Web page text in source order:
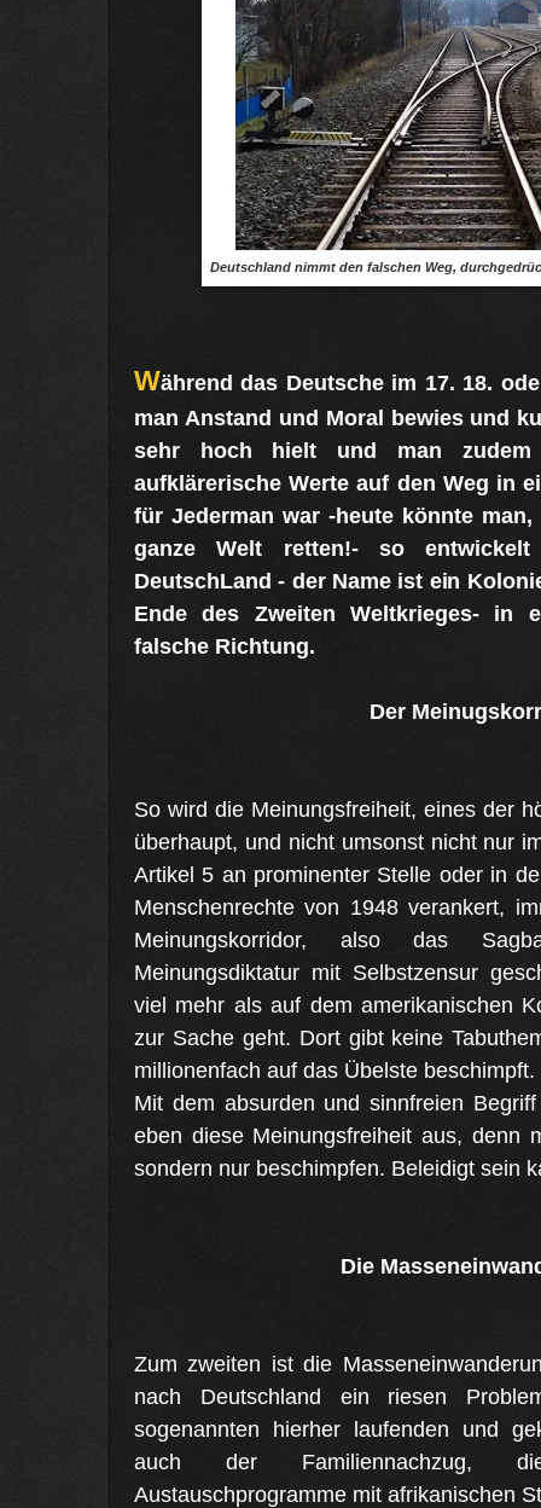
Deutschland nimmt den falschen Weg,
Während das Deutsche im 17. 18.
man Anstand und Moral bewies und
sehr hoch hielt und man zudem
aufklärerische Werte auf den Weg in
für Jederman war -heute könnte
ganze Welt retten!- so
DeutschLand - der Name ist ein
Ende des Zweiten Weltkrieges- in
falsche Richtung.
Der
So wird die Meinungsfreiheit, eines der
überhaupt, und nicht umsonst nicht nur
Artikel 5 an prominenter Stelle oder in
Menschenrechte von 1948 verankert,
Meinungskorridor, also das
Meinungsdiktatur mit Selbstzensur
viel mehr als auf dem amerikanischen
zur Sache geht. Dort gibt keine
millionenfach auf das Übelste beschimpft.
Mit dem absurden und sinnfreien
eben diese Meinungsfreiheit aus, denn
sondern nur beschimpfen. Beleidigt sein
Die
Zum zweiten ist die
nach Deutschland ein riesen
sogenannten hierher laufenden und
auch der Familiennachzug,
Austauschprogramme mit afrikanischen